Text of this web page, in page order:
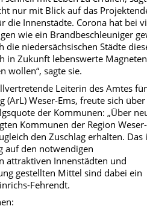
nur mit Blick auf das
die Innenstädte. Corona hat bei
wie ein Brandbeschleuniger
die niedersächsischen Städte
in Zukunft lebenswerte
wollen“, sagte sie.
Leiterin des Amtes für
(ArL) Weser-Ems, freute sich
der Kommunen: „Über
Kommunen der Region
den Zuschlag erhalten. Das
auf den notwendigen
attraktiven Innenstädten und
gestellten Mittel sind dabei ein
Fehrendt.